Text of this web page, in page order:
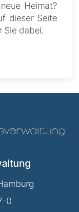
Heimat?
dieser Seite
Sie dabei.
0